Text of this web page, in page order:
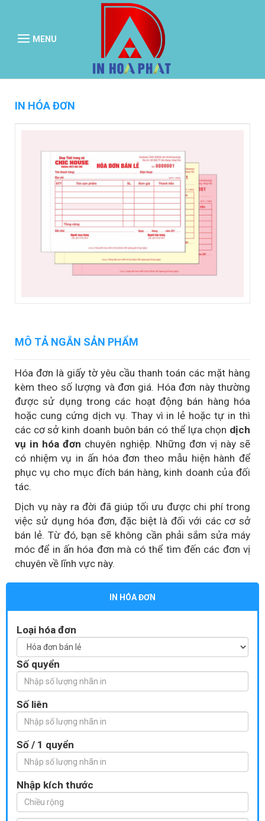
MENU
IN HÓA ĐƠN
MÔ TẢ NGẮN SẢN PHẨM
Hóa đơn là giấy tờ yêu cầu thanh toán các mặt hàng
kèm theo số lượng và đơn giá. Hóa đơn này thường
được sử dụng trong các hoạt động bán hàng hóa
hoặc cung cứng dịch vụ. Thay vì in lẻ hoặc tự in thì
các cơ sở kinh doanh buôn bán có thể lựa chọn dịch
vụ in hóa đơn chuyên nghiệp. Những đơn vị này sẽ
có nhiệm vụ in ấn hóa đơn theo mẫu hiện hành để
phục vụ cho mục đích bán hàng, kinh doanh của đối
tác.
Dịch vụ này ra đời đã giúp tối ưu được chi phí trong
việc sử dụng hóa đơn, đặc biệt là đối với các cơ sở
bán lẻ. Từ đó, bạn sẽ không cần phải sắm sửa máy
móc để in ấn hóa đơn mà có thể tìm đến các đơn vị
chuyên về lĩnh vực này.
IN HÓA ĐƠN
Loại hóa đơn
Số quyển
Số liên
Số / 1 quyển
Nhập kích thước